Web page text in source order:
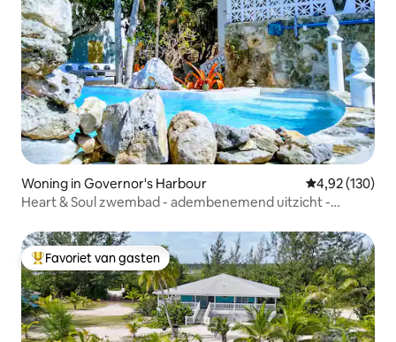
Woning in Governor's Harbour Gemiddelde
4,92 (130)
Heart & Soul zwembad - adembenemend uitzicht -
Topfavoriet van gasten
Favoriet van gasten